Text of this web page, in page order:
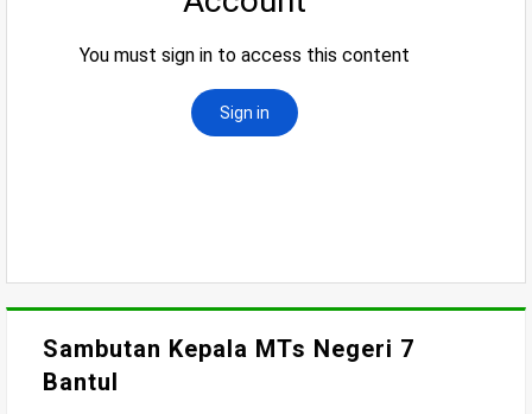
Sambutan Kepala MTs Negeri 7
Bantul